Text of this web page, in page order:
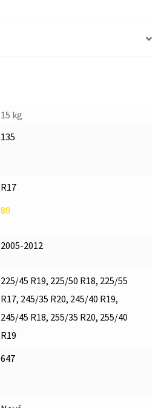
15 kg
135
R17
80
2005-2012
225/45 R19, 225/50 R18, 225/55
R17, 245/35 R20, 245/40 R19,
245/45 R18, 255/35 R20, 255/40
R19
647